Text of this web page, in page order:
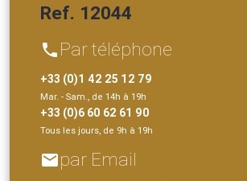
Ref. 12044
phone Par téléphone
+33 (0)1 42 25 12 79
Mar. - Sam., de 14h à 19h
+33 (0)6 60 62 61 90
Tous les jours, de 9h à 19h
emailpar Email